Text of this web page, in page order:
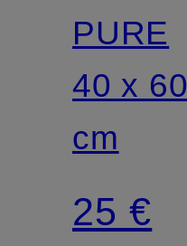
PURE
40 x 60
cm
25 €